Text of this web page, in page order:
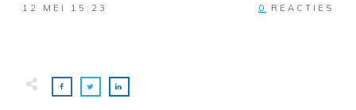
12 MEI 15:23 0 REACTIES